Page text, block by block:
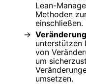
Lean-
Methoden
einschließen.
unterstützen
von
um
umsetzen.